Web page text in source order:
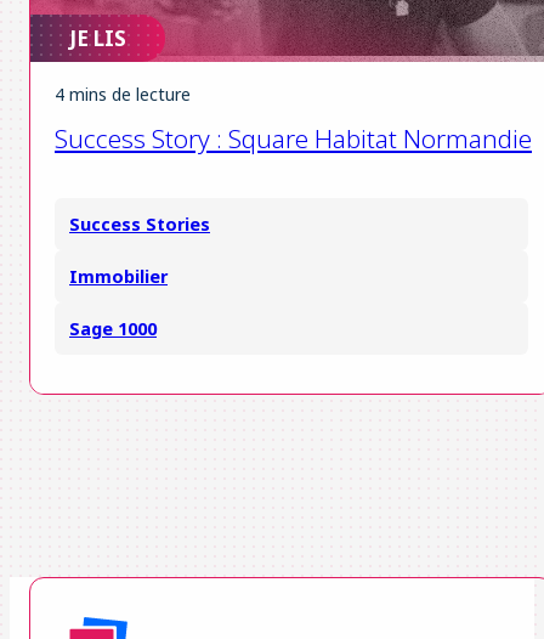
JE LIS
4 mins de lecture
Success Story : Square Habitat Normandie
Success Stories
Immobilier
Sage 1000